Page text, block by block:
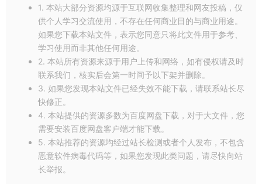
1. 本站大部分资源均源于互联网收集整理和网友投稿，仅
供个人学习交流使用，不存在任何商业目的与商业用途。
如果您下载本站文件，表示您同意只将此文件用于参考、
学习使用而非其他任何用途。
2. 本站所有资源来源于用户上传和网络，如有侵权请及时
联系我们，核实后会第一时间予以下架并删除。
3. 如果您发现本站文件已经失效不能下载，请联系站长尽
快修正。
4. 本站提供的资源多数为百度网盘下载，对于大文件，您
需要安装百度网盘客户端才能下载。
5. 本站推荐的资源均经过站长检测或者个人发布，不包含
恶意软件病毒代码等，如果您发现此类问题，请尽快向站
长举报。